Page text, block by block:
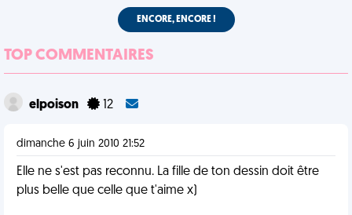
ENCORE, ENCORE !
TOP COMMENTAIRES
elpoison 12
dimanche 6 juin 2010 21:52
Elle ne s'est pas reconnu. La fille de ton dessin doit être
plus belle que celle que t'aime x)